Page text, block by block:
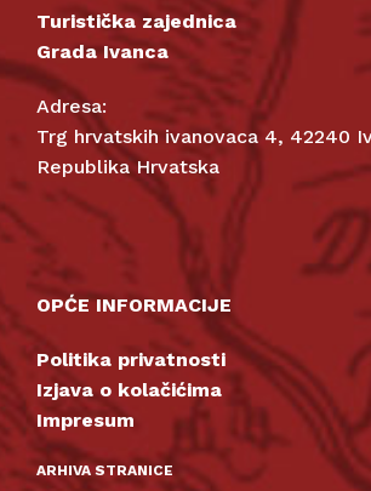
Turistička zajednica
Grada Ivanca
Adresa:
Trg hrvatskih ivanovaca 4, 42240
Republika Hrvatska
OPĆE INFORMACIJE
Politika privatnosti
Izjava o kolačićima
Impresum
ARHIVA STRANICE